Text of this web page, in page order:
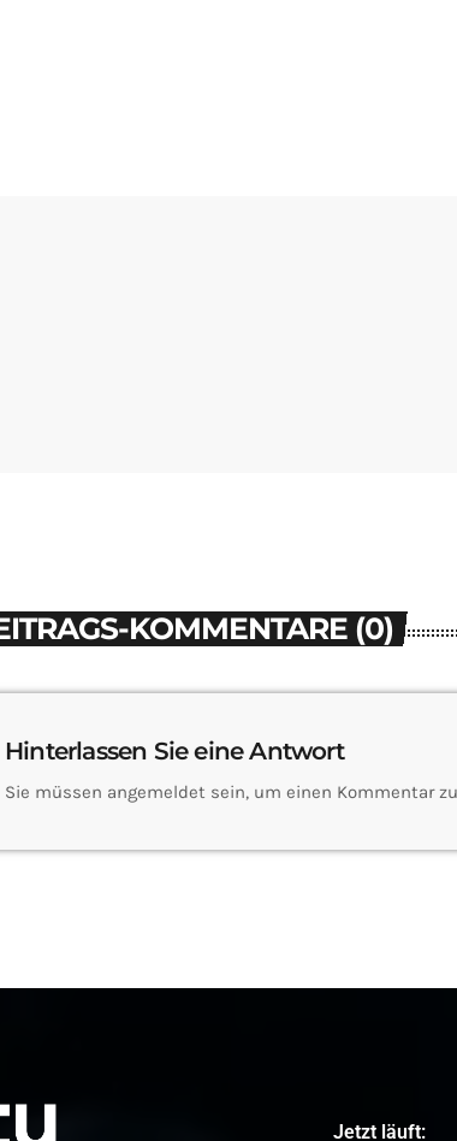
KOMMENTARE (0)
Hinterlassen Sie eine Antwort
Sie müssen angemeldet sein, um einen Kommentar
Jetzt läuft: